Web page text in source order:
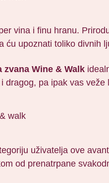
vina i finu hranu.
ću upoznati toliko divnih
Wine & Walk
dragog, pa ipak vas
uživatelja ove
od prenatrpane